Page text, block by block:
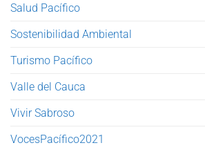
Salud Pacífico
Sostenibilidad Ambiental
Turismo Pacífico
Valle del Cauca
Vivir Sabroso
VocesPacífico2021